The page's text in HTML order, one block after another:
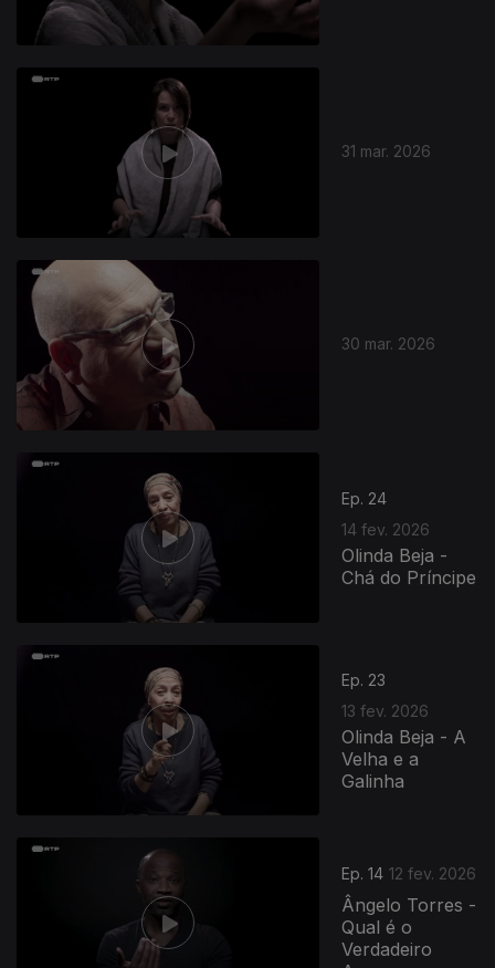
31 mar. 2026
30 mar. 2026
Ep. 24
14 fev. 2026
Olinda Beja -
Chá do Príncipe
Ep. 23
13 fev. 2026
Olinda Beja - A
Velha e a
Galinha
Ep. 14 12 fev. 2026
Ângelo Torres -
Qual é o
Verdadeiro
908349